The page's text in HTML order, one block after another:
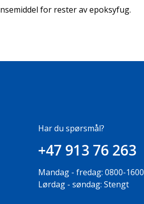
for rester av epoksyfug.
Har du spørsmål?
+47 913 76 263
Mandag - fredag: 0800-1600
Lørdag - søndag: Stengt